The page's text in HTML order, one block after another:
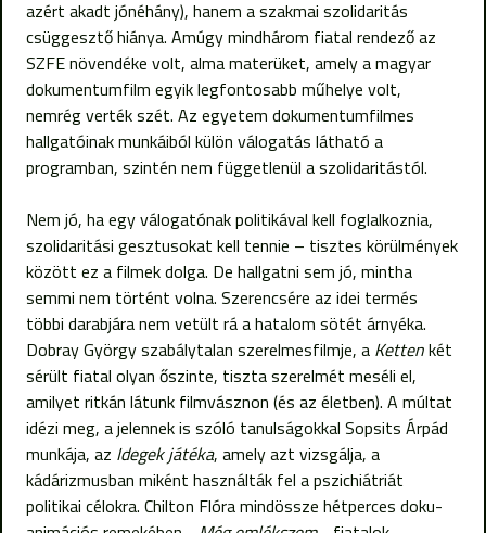
azért akadt jónéhány), hanem a szakmai szolidaritás
csüggesztő hiánya. Amúgy mindhárom fiatal rendező az
SZFE növendéke volt, alma materüket, amely a magyar
dokumentumfilm egyik legfontosabb műhelye volt,
nemrég verték szét. Az egyetem dokumentumfilmes
hallgatóinak munkáiból külön válogatás látható a
programban, szintén nem függetlenül a szolidaritástól.
Nem jó, ha egy válogatónak politikával kell foglalkoznia,
szolidaritási gesztusokat kell tennie – tisztes körülmények
között ez a filmek dolga. De hallgatni sem jó, mintha
semmi nem történt volna. Szerencsére az idei termés
többi darabjára nem vetült rá a hatalom sötét árnyéka.
Dobray György szabálytalan szerelmesfilmje, a Kettenkét
sérült fiatal olyan őszinte, tiszta szerelmét meséli el,
amilyet ritkán látunk filmvásznon (és az életben). A múltat
idézi meg, a jelennek is szóló tanulságokkal Sopsits Árpád
munkája, az Idegek játéka, amely azt vizsgálja, a
kádárizmusban miként használták fel a pszichiátriát
politikai célokra. Chilton Flóra mindössze hétperces doku-